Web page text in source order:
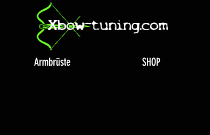
Armbrüste SHOP